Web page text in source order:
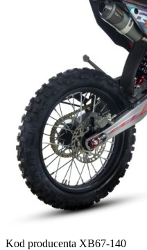
Kod producenta XB67-140